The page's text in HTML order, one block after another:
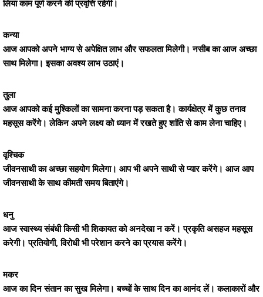
लिया काम पूर्ण करने की प्रवृत्ति रहेगी।
कन्या
आज आपको अपने भाग्य से अपेक्षित लाभ और सफलता मिलेगी। नसीब का आज अच्छा
साथ मिलेगा। इसका अवश्य लाभ उठाएं।
तुला
आज आपको कई मुश्किलों का सामना करना पड़ सकता है। कार्यक्षेत्र में कुछ तनाव
महसूस करेंगे। लेकिन अपने लक्ष्य को ध्यान में रखते हुए शांति से काम लेना चाहिए।
वृश्चिक
जीवनसाथी का अच्छा सहयोग मिलेगा। आप भी अपने साथी से प्यार करेंगे। आज आप
जीवनसाथी के साथ कीमती समय बिताएंगे।
धनु
आज स्वास्थ्य संबंधी किसी भी शिकायत को अनदेखा न करें। प्रकृति असहज महसूस
करेगी। प्रतियोगी, विरोधी भी परेशान करने का प्रयास करेंगे।
मकर
आज का दिन संतान का सुख मिलेगा। बच्चों के साथ दिन का आनंद लें। कलाकारों और